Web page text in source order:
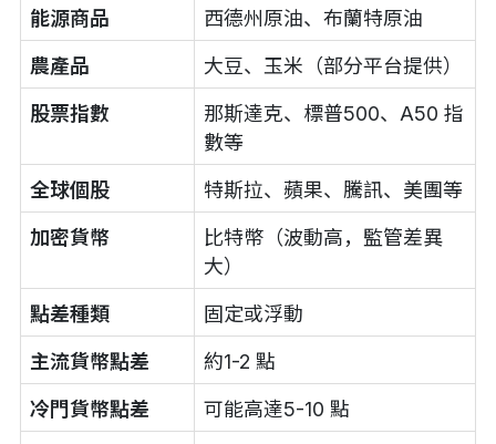
能源商品 西德州原油、布蘭特原油
農產品 大豆、玉米（部分平台提供）
股票指數
那斯達克、標普500、A50 指
數等
全球個股 特斯拉、蘋果、騰訊、美團等
加密貨幣
比特幣（波動高，監管差異
大）
點差種類 固定或浮動
主流貨幣點差 約1-2 點
冷門貨幣點差 可能高達5-10 點